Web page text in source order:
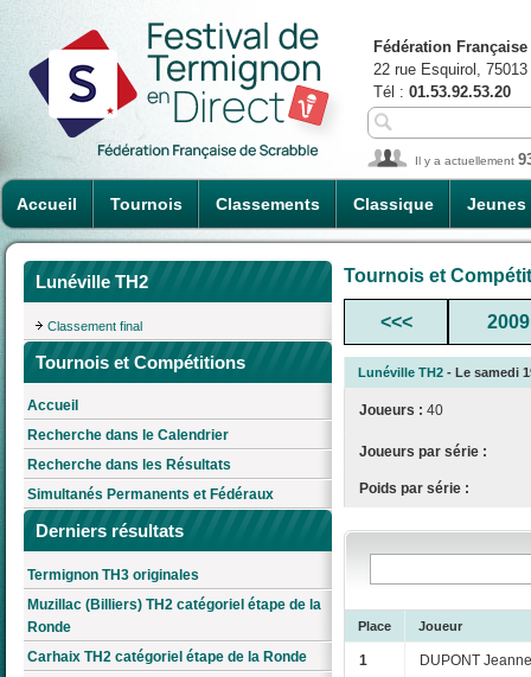
Accueil Tournois Classements Classique Jeunes
Fédération
22 rue Esquirol,
Tél : 01.53.92.53.20
Il y a actuellement
Lunéville TH2
Classement final
Tournois et Compétitions
Accueil
Recherche dans le Calendrier
Recherche dans les Résultats
Simultanés Permanents et Fédéraux
Derniers résultats
Termignon TH3 originales
Muzillac (Billiers) TH2 catégoriel étape de la
Ronde
Carhaix TH2 catégoriel étape de la Ronde
Tournois et
<<< 2009
Lunéville TH2 - Le samedi
Joueurs : 40
Joueurs par série :
Poids par série :
Place Joueur
1 DUPONT